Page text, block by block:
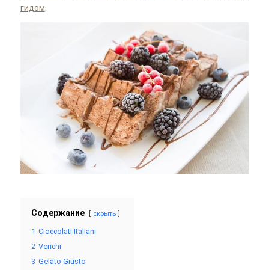
гидом.
Содержание скрыть
1 Cioccolati Italiani
2 Venchi
3 Gelato Giusto